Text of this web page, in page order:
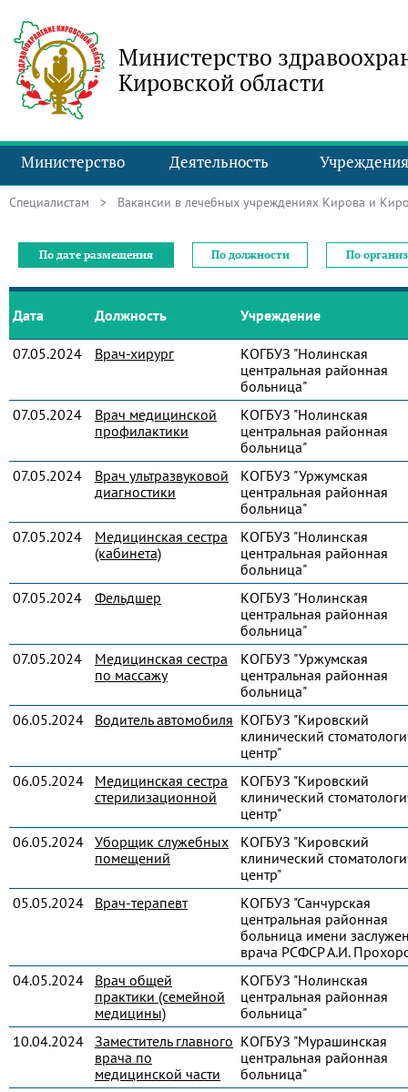
Министерство
Кировской области
Министерство Деятельность Учреждения
Специалистам > Вакансии в лечебных учреждениях Кирова и
По дате размещения По должности По
Дата Должность Учреждение
07.05.2024 Врач-хирург
КОГБУЗ "Нолинская
центральная районная
больница"
07.05.2024
Врач медицинской
профилактики
КОГБУЗ "Нолинская
центральная районная
больница"
07.05.2024
Врач ультразвуковой
диагностики
КОГБУЗ "Уржумская
центральная районная
больница"
07.05.2024
Медицинская сестра
(кабинета)
КОГБУЗ "Нолинская
центральная районная
больница"
07.05.2024
Фельдшер
КОГБУЗ "Нолинская
центральная районная
больница"
07.05.2024
Медицинская сестра
по массажу
КОГБУЗ "Уржумская
центральная районная
больница"
06.05.2024
Водитель автомобиля КОГБУЗ "Кировский
клинический
центр"
06.05.2024
Медицинская сестра
стерилизационной
КОГБУЗ "Кировский
клинический
центр"
06.05.2024 Уборщик служебных
помещений
КОГБУЗ "Кировский
клинический
центр"
05.05.2024
Врач-терапевт
КОГБУЗ "Санчурская
центральная районная
больница имени
врача РСФСР А.И.
04.05.2024
Врач общей
практики (семейной
медицины)
КОГБУЗ "Нолинская
центральная районная
больница"
10.04.2024 Заместитель главного
врача по
медицинской части
КОГБУЗ "Мурашинская
центральная районная
больница"